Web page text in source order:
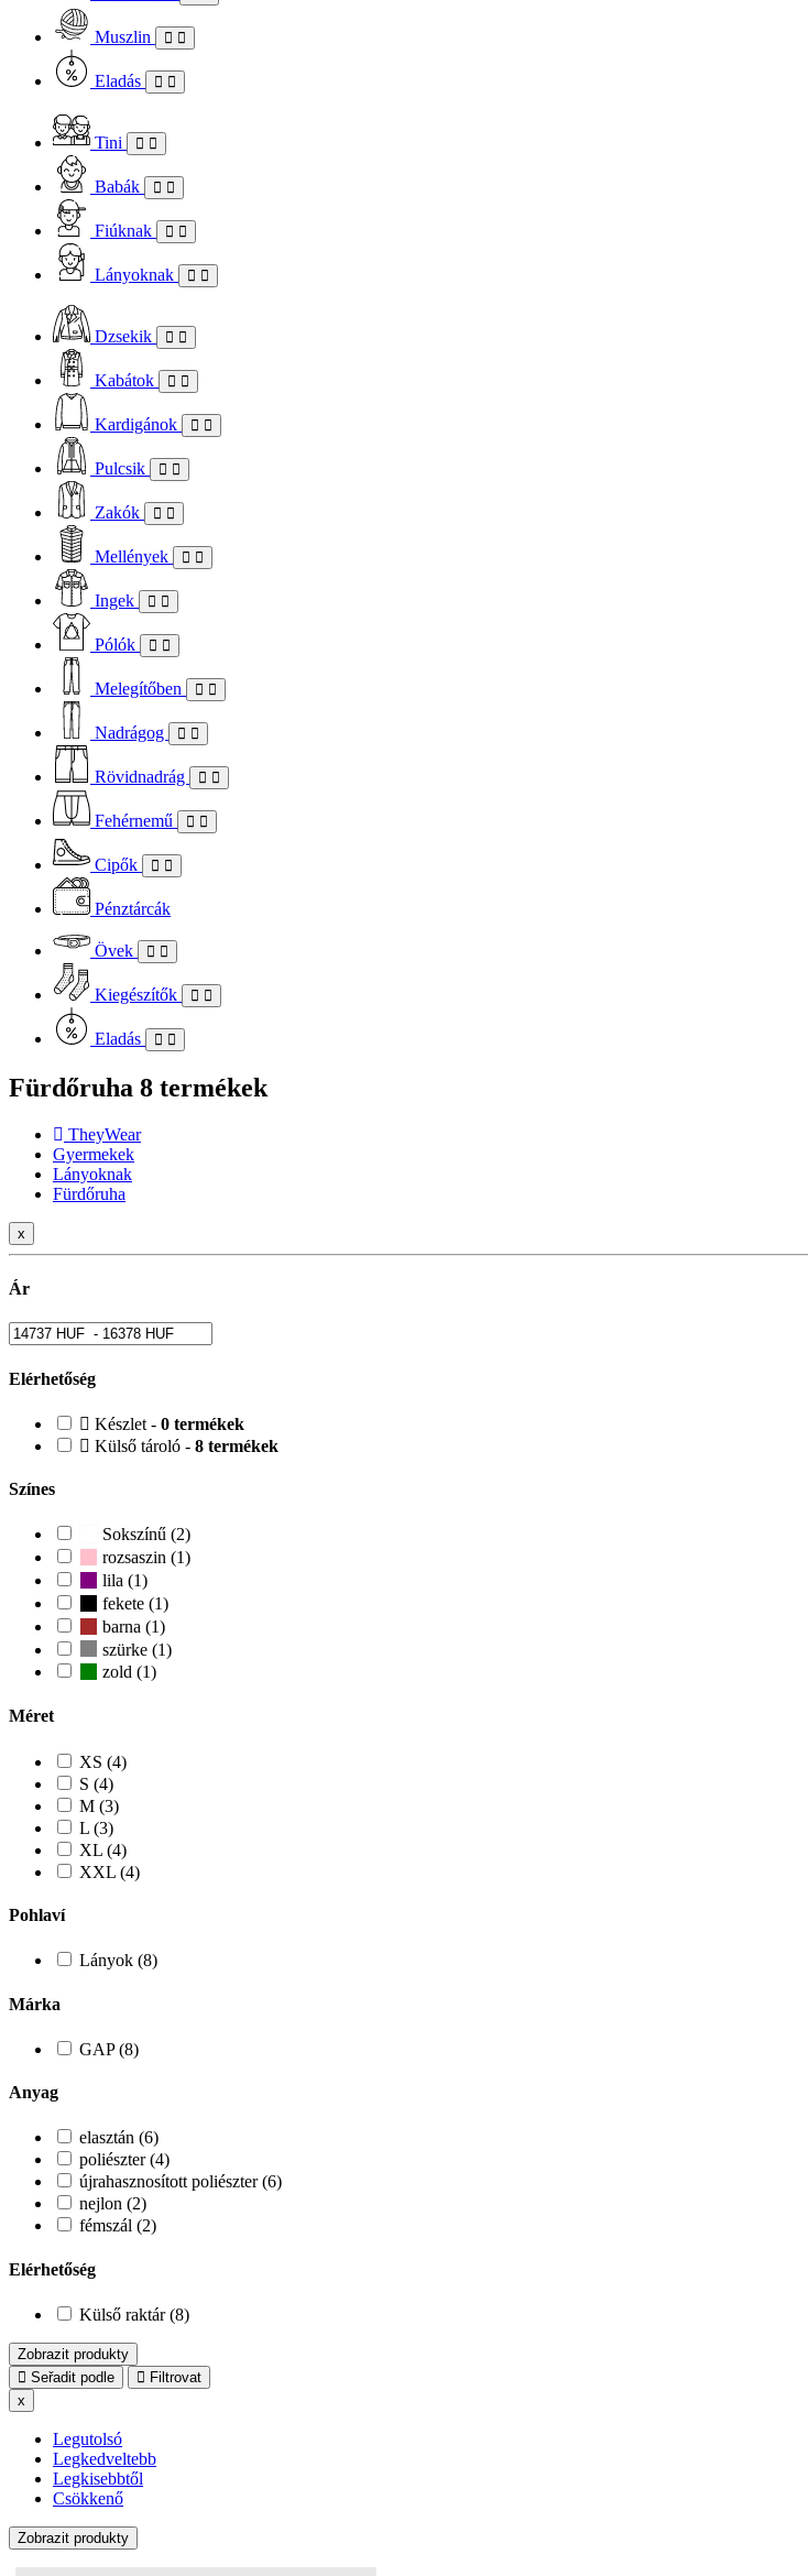
Muszlin
Eladás
Tini
Babák
Fiúknak
Lányoknak
Dzsekik
Kabátok
Kardigánok
Pulcsik
Zakók
Mellények
Ingek
Pólók
Melegítőben
Nadrágog
Rövidnadrág
Fehérnemű
Cipők
Pénztárcák
Övek
Kiegészítők
Eladás
Fürdőruha 8 termékek
TheyWear
Gyermekek
Lányoknak
Fürdőruha
x
Ár
Elérhetőség
Készlet - 0 termékek
Külső tároló - 8 termékek
Színes
Sokszínű (2)
rozsaszin (1)
lila (1)
fekete (1)
barna (1)
szürke (1)
zold (1)
Méret
XS (4)
S (4)
M (3)
L (3)
XL (4)
XXL (4)
Pohlaví
Lányok (8)
Márka
GAP (8)
Anyag
elasztán (6)
poliészter (4)
újrahasznosított poliészter (6)
nejlon (2)
fémszál (2)
Elérhetőség
Külső raktár (8)
Zobrazit produkty
Seřadit podle
Filtrovat
x
Legutolsó
Legkedveltebb
Legkisebbtől
Csökkenő
Zobrazit produkty